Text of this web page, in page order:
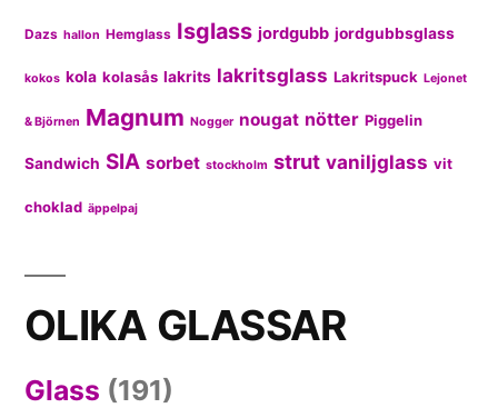
Dazs hallon Hemglass Isglass jordgubb jordgubbsglass
kokos kola kolasås lakrits lakritsglass Lakritspuck Lejonet
& Björnen Magnum Nogger nougat nötter Piggelin
Sandwich SIA sorbet stockholm strut vaniljglass vit
choklad äppelpaj
OLIKA GLASSAR
Glass (191)